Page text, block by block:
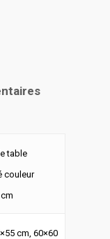
table
couleur
cm, 60×60